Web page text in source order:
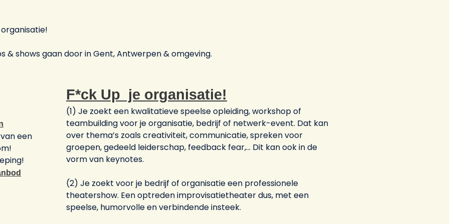
organisatie!
& shows gaan door in Gent, Antwerpen & omgeving.
een
F*ck Up je organisatie!
(1) Je zoekt een kwalitatieve speelse opleiding, workshop of
teambuilding voor je organisatie, bedrijf of netwerk-event. Dat kan
over thema’s zoals creativiteit, communicatie, spreken voor
groepen, gedeeld leiderschap, feedback fear,… Dit kan ook in de
vorm van keynotes.
(2) Je zoekt voor je bedrijf of organisatie een professionele
theatershow. Een optreden improvisatietheater dus, met een
speelse, humorvolle en verbindende insteek.